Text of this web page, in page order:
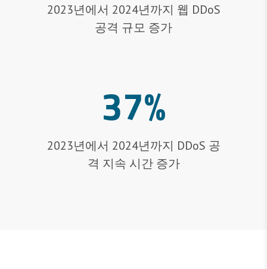
2023년에서 2024년까지 웹 DDoS
공격 규모 증가
37%
2023년에서 2024년까지 DDoS 공
격 지속 시간 증가